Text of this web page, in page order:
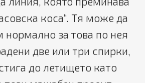
коса“. Тя може да
нормално за това по нея
две или три спирки,
до летището като